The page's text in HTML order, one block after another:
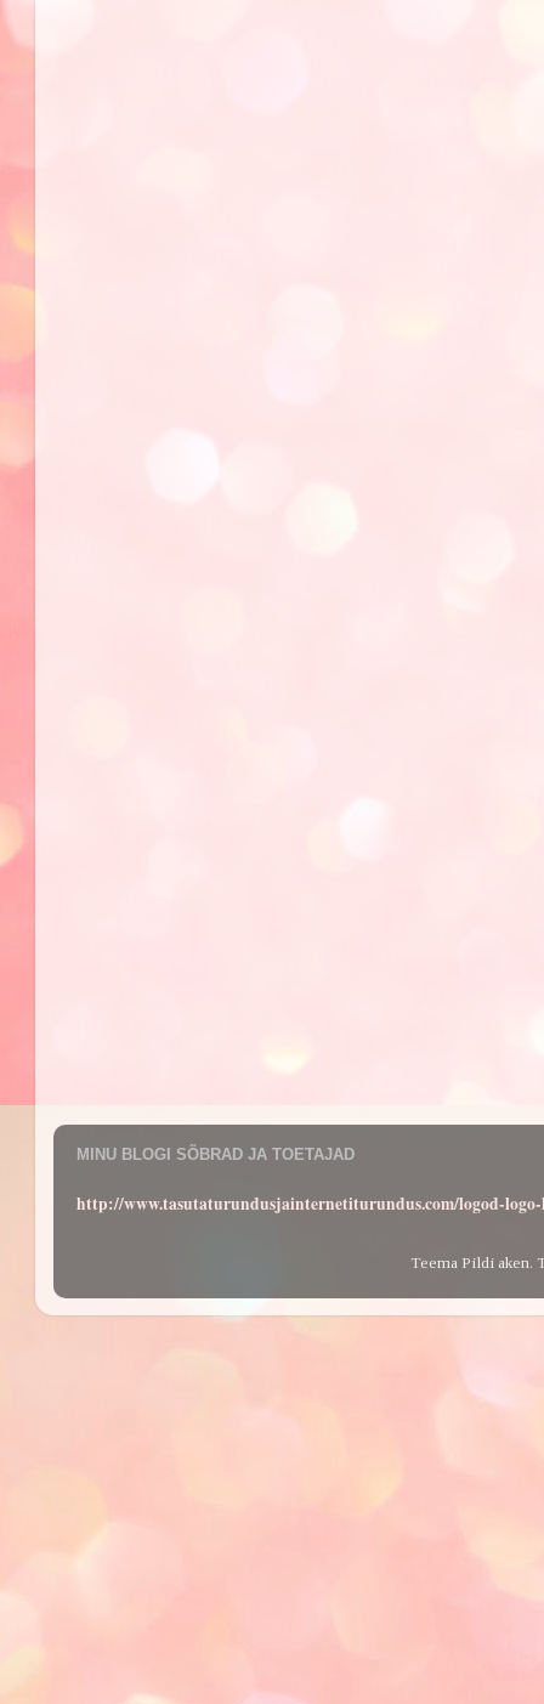
MINU BLOGI SÕBRAD JA TOETAJAD
http://www.tasutaturundusjainternetiturundus.com/logod-
Teema Pildi aken.